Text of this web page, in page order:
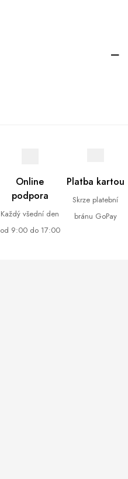
Online
podpora
Každý všední den
od 9:00 do 17:00
Platba kartou
Skrze platební
bránu GoPay